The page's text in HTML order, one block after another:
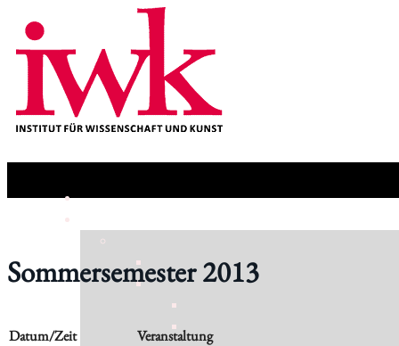
Sommersemester 2013
Datum/Zeit Veranstaltung